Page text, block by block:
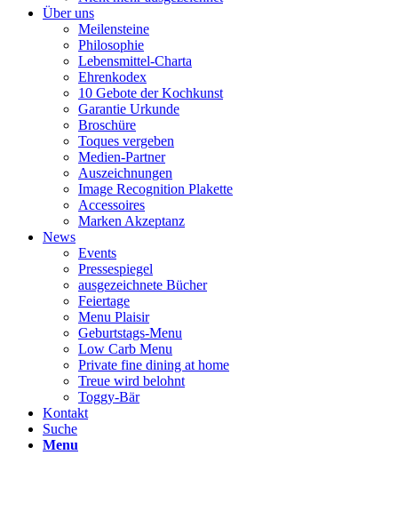
Über uns
Meilensteine
Philosophie
Lebensmittel-Charta
Ehrenkodex
10 Gebote der Kochkunst
Garantie Urkunde
Broschüre
Toques vergeben
Medien-Partner
Auszeichnungen
Image Recognition Plakette
Accessoires
Marken Akzeptanz
News
Events
Pressespiegel
ausgezeichnete Bücher
Feiertage
Menu Plaisir
Geburtstags-Menu
Low Carb Menu
Private fine dining at home
Treue wird belohnt
Toggy-Bär
Kontakt
Suche
Menu